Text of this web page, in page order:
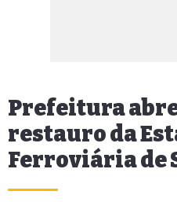
Prefeitura
restauro da
Ferroviária de